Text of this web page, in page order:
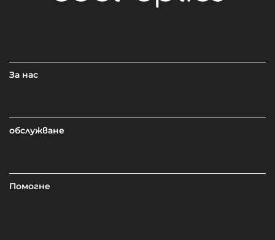
За нас
обслужване
Помогне